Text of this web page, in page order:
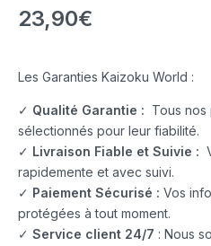
23,90€
Les Garanties Kaizoku World :
✓ Qualité Garantie : Tous nos
sélectionnés pour leur fiabilité.
✓ Livraison Fiable et Suivie :
rapidemente et avec suivi.
✓ Paiement Sécurisé : Vos
protégées à tout moment.
✓ Service client 24/7 : Nous